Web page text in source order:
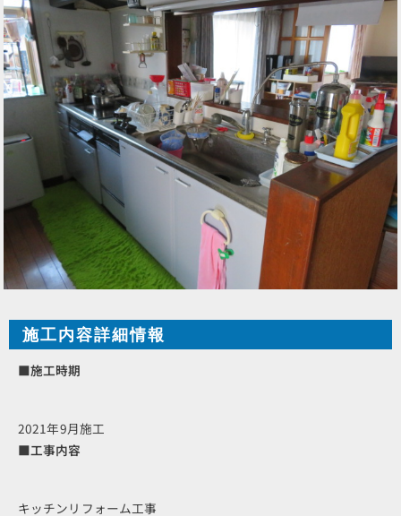
施工内容詳細情報
■施工時期
2021年9月施工
■工事内容
キッチンリフォーム工事